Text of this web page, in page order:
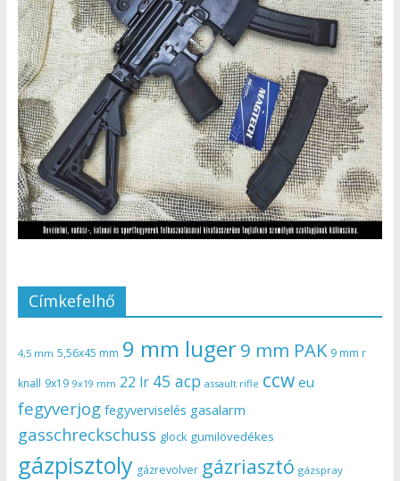
Címkefelhő
4,5 mm 5,56x45 mm 9 mm luger9 mm PAK 9 mm r
knall 9x19 9x19 mm 22 lr 45 acp assault rifle ccw eu
fegyverjog fegyverviselés gasalarm
gasschreckschuss glock gumilövedékes
gázpisztoly gázrevolver gázriasztó gázspray